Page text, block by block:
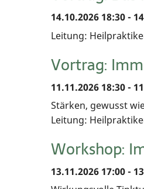
14.10.2026 18:30 -
Leitung:
Vortrag:
11.11.2026 18:30 -
Stärken, gewusst
Leitung:
Workshop:
13.11.2026 17:00 -